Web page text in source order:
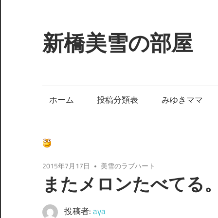
テ
ン
キ
新橋美雪の部屋
し
た
癒
し
の
空
ホーム 投稿分類表 みゆきママ
2015年7月17日 美雪のラブハート
またメロンたべて
投稿者:aya